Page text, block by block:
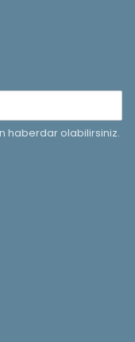
haberdar olabilirsiniz.